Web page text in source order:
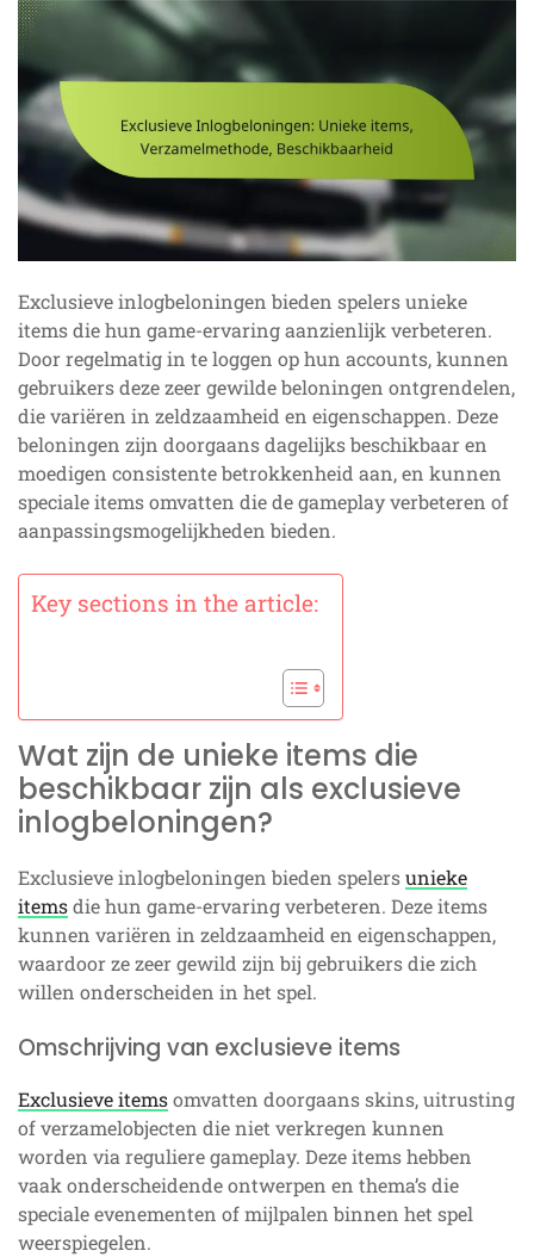
Exclusieve inlogbeloningen bieden spelers unieke
items die hun game-ervaring aanzienlijk verbeteren.
Door regelmatig in te loggen op hun accounts, kunnen
gebruikers deze zeer gewilde beloningen ontgrendelen,
die variëren in zeldzaamheid en eigenschappen. Deze
beloningen zijn doorgaans dagelijks beschikbaar en
moedigen consistente betrokkenheid aan, en kunnen
speciale items omvatten die de gameplay verbeteren of
aanpassingsmogelijkheden bieden.
Key sections in the article:
Wat zijn de unieke items die
beschikbaar zijn als exclusieve
inlogbeloningen?
Exclusieve inlogbeloningen bieden spelersunieke
itemsdie hun game-ervaring verbeteren. Deze items
kunnen variëren in zeldzaamheid en eigenschappen,
waardoor ze zeer gewild zijn bij gebruikers die zich
willen onderscheiden in het spel.
Omschrijving van exclusieve items
Exclusieve itemsomvatten doorgaans skins, uitrusting
of verzamelobjecten die niet verkregen kunnen
worden via reguliere gameplay. Deze items hebben
vaak onderscheidende ontwerpen en thema’s die
speciale evenementen of mijlpalen binnen het spel
weerspiegelen.